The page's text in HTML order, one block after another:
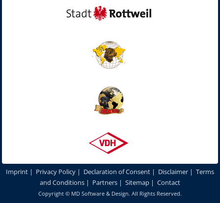
Imprint | Privacy Policy | Declaration of Consent | Disclaimer | Terms
and Conditions | Partners | Sitemap | Contact
Copyright © MD Software & Design. All Rights Reserved.